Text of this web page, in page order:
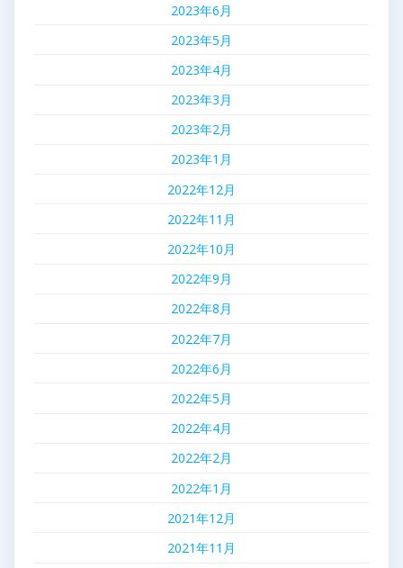
2023年6月
2023年5月
2023年4月
2023年3月
2023年2月
2023年1月
2022年12月
2022年11月
2022年10月
2022年9月
2022年8月
2022年7月
2022年6月
2022年5月
2022年4月
2022年2月
2022年1月
2021年12月
2021年11月